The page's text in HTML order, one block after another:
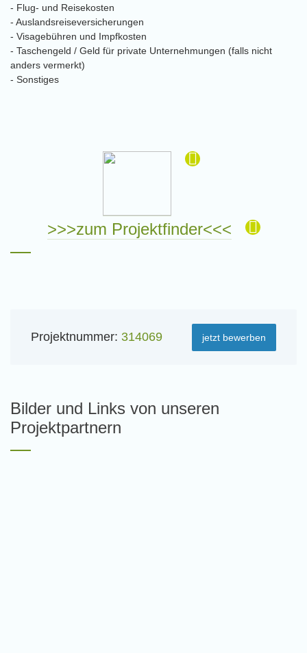
- Flug- und Reisekosten
- Auslandsreiseversicherungen
- Visagebühren und Impfkosten
- Taschengeld / Geld für private Unternehmungen (falls nicht
anders vermerkt)
- Sonstiges
>>>zum Projektfinder<<<
Projektnummer: 314069 jetzt bewerben
Bilder und Links von unseren
Projektpartnern